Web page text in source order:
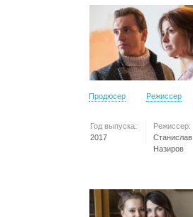
Продюсер Режиссер
Год выпуска:
2017
Режиссер:
Станислав
Назиров